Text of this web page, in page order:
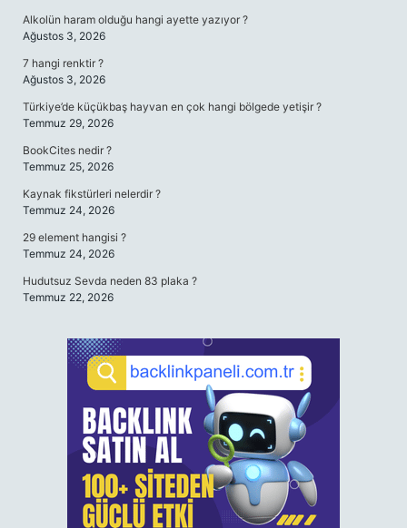
Alkolün haram olduğu hangi ayette yazıyor ?
Ağustos 3, 2026
7 hangi renktir ?
Ağustos 3, 2026
Türkiye’de küçükbaş hayvan en çok hangi bölgede yetişir ?
Temmuz 29, 2026
BookCites nedir ?
Temmuz 25, 2026
Kaynak fikstürleri nelerdir ?
Temmuz 24, 2026
29 element hangisi ?
Temmuz 24, 2026
Hudutsuz Sevda neden 83 plaka ?
Temmuz 22, 2026